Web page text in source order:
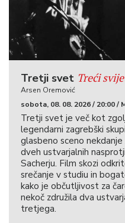
Tretji svet Treći
Arsen Oremović
sobota, 08. 08. 2026 / 20:00 /
Tretji svet je več kot
legendarni zagrebški
glasbeno sceno
dveh ustvarjalnih
Sacherju. Film skozi
srečanje v studiu in
kako je občutljivost za
nekoč združila dva
tretjega.